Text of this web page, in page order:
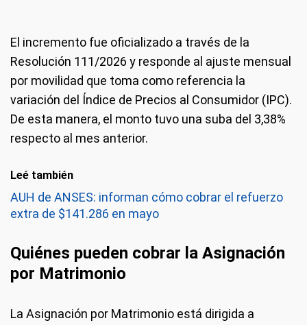
El incremento fue oficializado a través de la
Resolución 111/2026 y responde al ajuste mensual
por movilidad que toma como referencia la
variación del Índice de Precios al Consumidor (IPC).
De esta manera, el monto tuvo una suba del 3,38%
respecto al mes anterior.
Leé también
AUH de ANSES: informan cómo cobrar el refuerzo
extra de $141.286 en mayo
Quiénes pueden cobrar la Asignación
por Matrimonio
La Asignación por Matrimonio está dirigida a